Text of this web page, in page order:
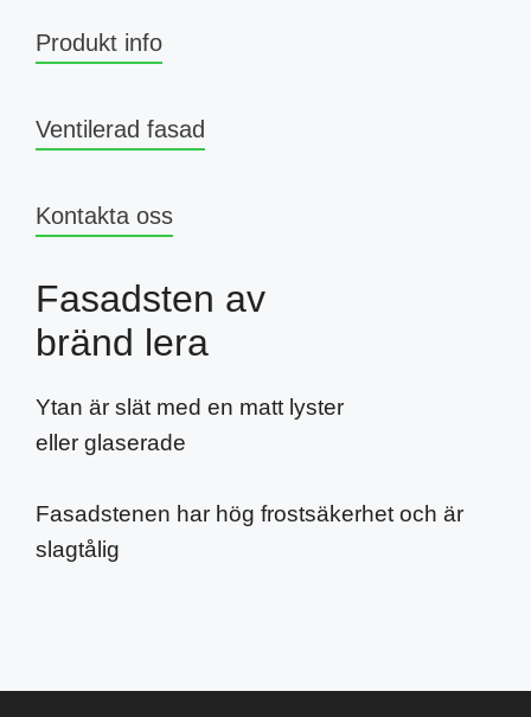
Produkt info
Ventilerad fasad
Kontakta oss
Fasadsten av
bränd lera
Ytan är slät med en matt lyster
eller glaserade
Fasadstenen har hög frostsäkerhet och är
slagtålig